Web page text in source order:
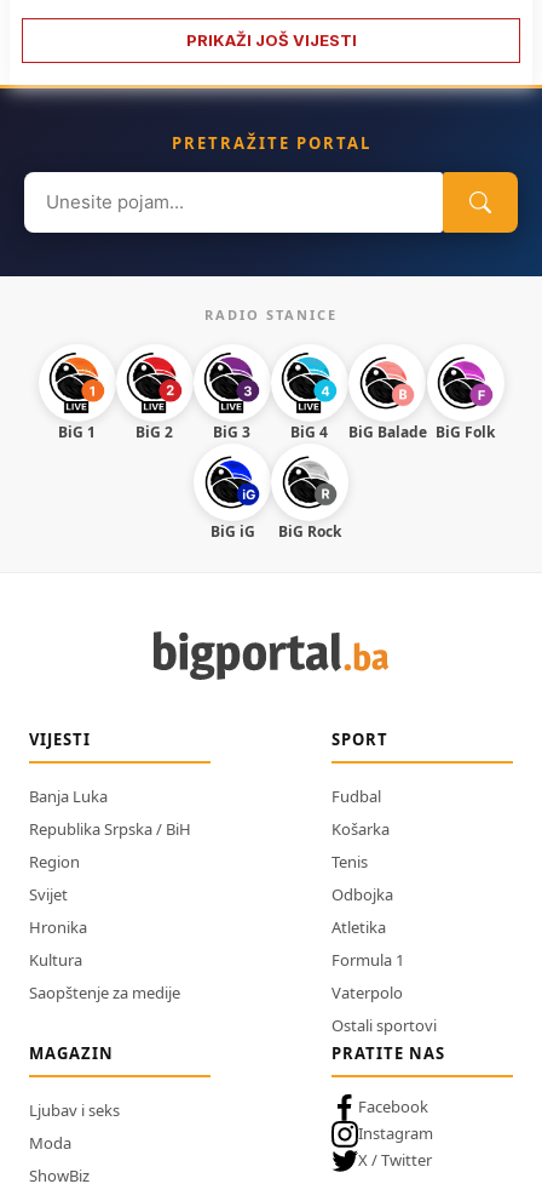
PRIKAŽI JOŠ VIJESTI
PRETRAŽITE PORTAL
Search
for:
RADIO STANICE
BiG 1 BiG 2 BiG 3 BiG 4 BiG Balade BiG Folk
BiG iG BiG Rock
VIJESTI
Banja Luka
Republika Srpska / BiH
Region
Svijet
Hronika
Kultura
Saopštenje za medije
SPORT
Fudbal
Košarka
Tenis
Odbojka
Atletika
Formula 1
Vaterpolo
Ostali sportovi
MAGAZIN
Ljubav i seks
Moda
ShowBiz
PRATITE NAS
Facebook
Instagram
X / Twitter